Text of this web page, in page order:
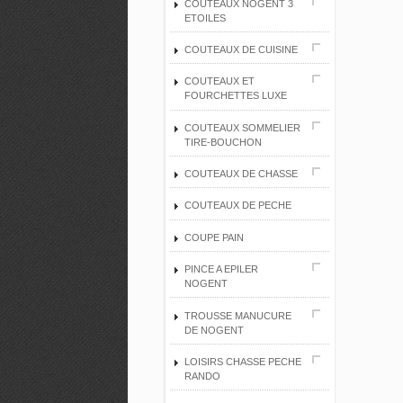
COUTEAUX NOGENT 3
ETOILES
COUTEAUX DE CUISINE
COUTEAUX ET
FOURCHETTES LUXE
COUTEAUX SOMMELIER
TIRE-BOUCHON
COUTEAUX DE CHASSE
COUTEAUX DE PECHE
COUPE PAIN
PINCE A EPILER
NOGENT
TROUSSE MANUCURE
DE NOGENT
LOISIRS CHASSE PECHE
RANDO